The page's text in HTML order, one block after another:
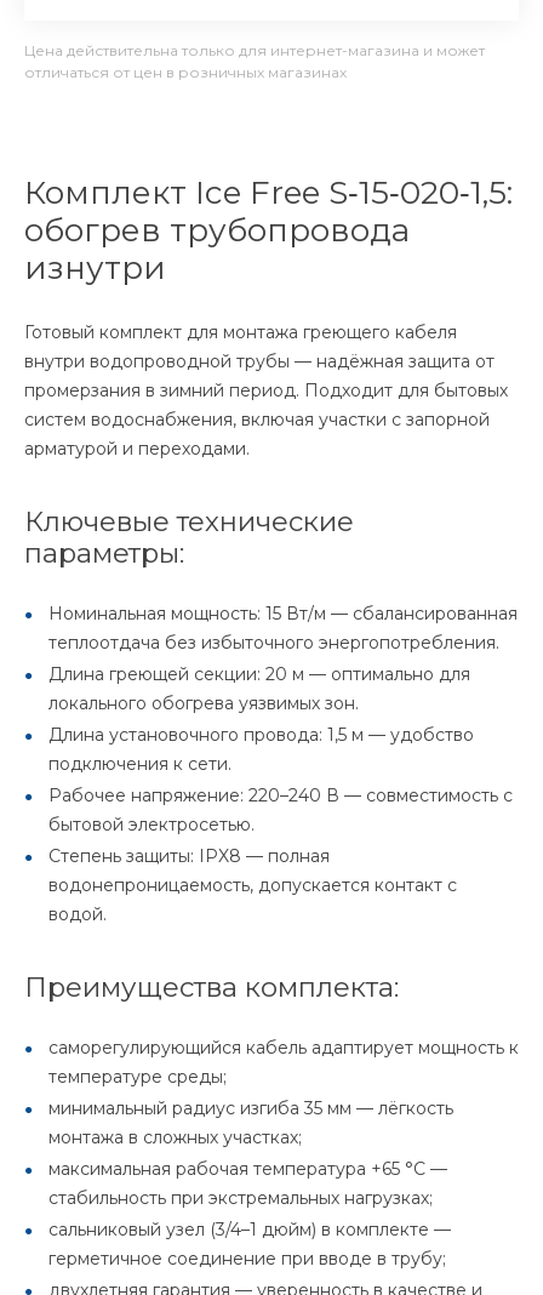
Цена действительна только для интернет-магазина и может
отличаться от цен в розничных магазинах
Комплект Ice Free S‑15‑020‑1,5:
обогрев трубопровода
изнутри
Готовый комплект для монтажа греющего кабеля
внутри водопроводной трубы — надёжная защита от
промерзания в зимний период. Подходит для бытовых
систем водоснабжения, включая участки с запорной
арматурой и переходами.
Ключевые технические
параметры:
Номинальная мощность: 15 Вт/м — сбалансированная
теплоотдача без избыточного энергопотребления.
Длина греющей секции: 20 м — оптимально для
локального обогрева уязвимых зон.
Длина установочного провода: 1,5 м — удобство
подключения к сети.
Рабочее напряжение: 220–240 В — совместимость с
бытовой электросетью.
Степень защиты: IPX8 — полная
водонепроницаемость, допускается контакт с
водой.
Преимущества комплекта:
саморегулирующийся кабель адаптирует мощность к
температуре среды;
минимальный радиус изгиба 35 мм — лёгкость
монтажа в сложных участках;
максимальная рабочая температура +65 °C —
стабильность при экстремальных нагрузках;
сальниковый узел (3/4–1 дюйм) в комплекте —
герметичное соединение при вводе в трубу;
двухлетняя гарантия — уверенность в качестве и